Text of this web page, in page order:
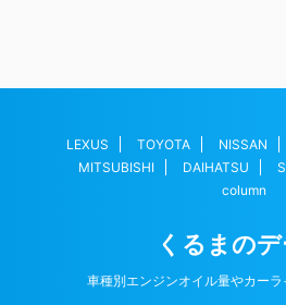
LEXUS TOYOTA NISSAN
MITSUBISHI
DAIHATSU
column
くるまのデ
車種別エンジンオイル量やカーラ